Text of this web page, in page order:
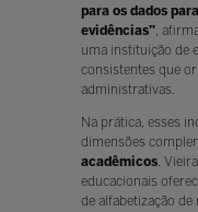
para os dados
evidências”,
uma instituição de
consistentes que
administrativas.
Na prática, esses
dimensões
acadêmicos.
educacionais
de alfabetização